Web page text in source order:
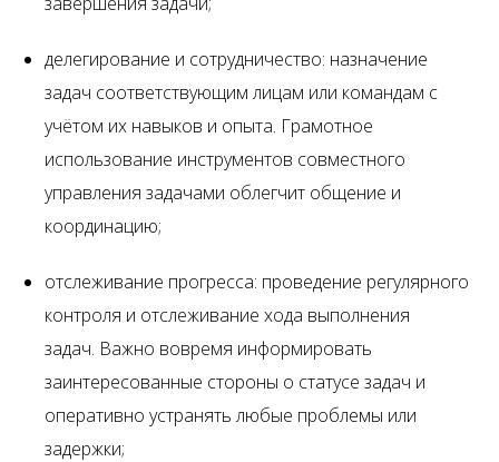
делегирование и сотрудничество: назначение
задач соответствующим лицам или командам с
учётом их навыков и опыта. Грамотное
использование инструментов совместного
управления задачами облегчит общение и
координацию;
отслеживание прогресса: проведение регулярного
контроля и отслеживание хода выполнения
задач. Важно вовремя информировать
заинтересованные стороны о статусе задач и
оперативно устранять любые проблемы или
задержки;